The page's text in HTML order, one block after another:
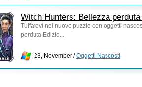
Witch Hunters: Bellezza
Tuffatevi nel nuovo puzzle con oggetti
perduta Edizio...
23, November /Oggetti Nascosti